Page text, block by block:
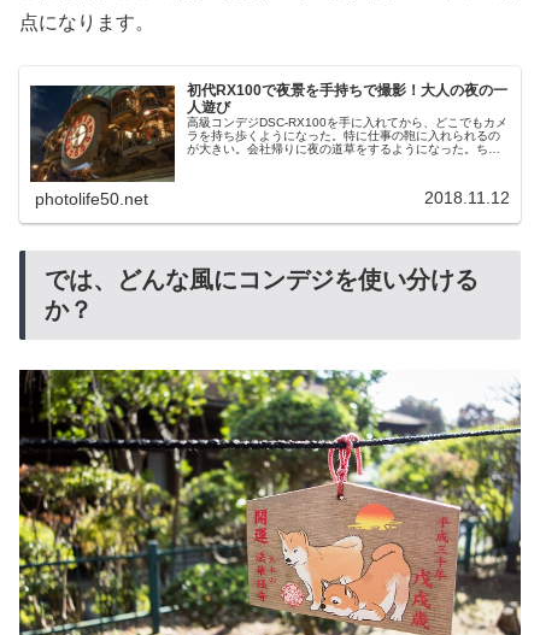
点になります。
初代RX100で夜景を手持ちで撮影！大人の夜の一
人遊び
高級コンデジDSC-RX100を手に入れてから、どこでもカメ
ラを持ち歩くようになった。特に仕事の鞄に入れられるの
が大きい。会社帰りに夜の道草をするようになった。ちま
photolife50.net 2018.11.12
では、どんな風にコンデジを使い分ける
か？